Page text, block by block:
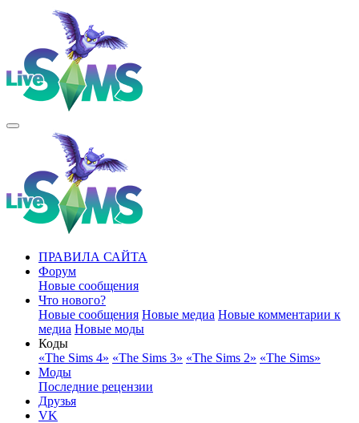
ПРАВИЛА САЙТА
Форум
Новые сообщения
Что нового?
Новые сообщения Новые медиа Новые комментарии к
медиа Новые моды
Коды
«The Sims 4» «The Sims 3» «The Sims 2» «The Sims»
Моды
Последние рецензии
Друзья
VK